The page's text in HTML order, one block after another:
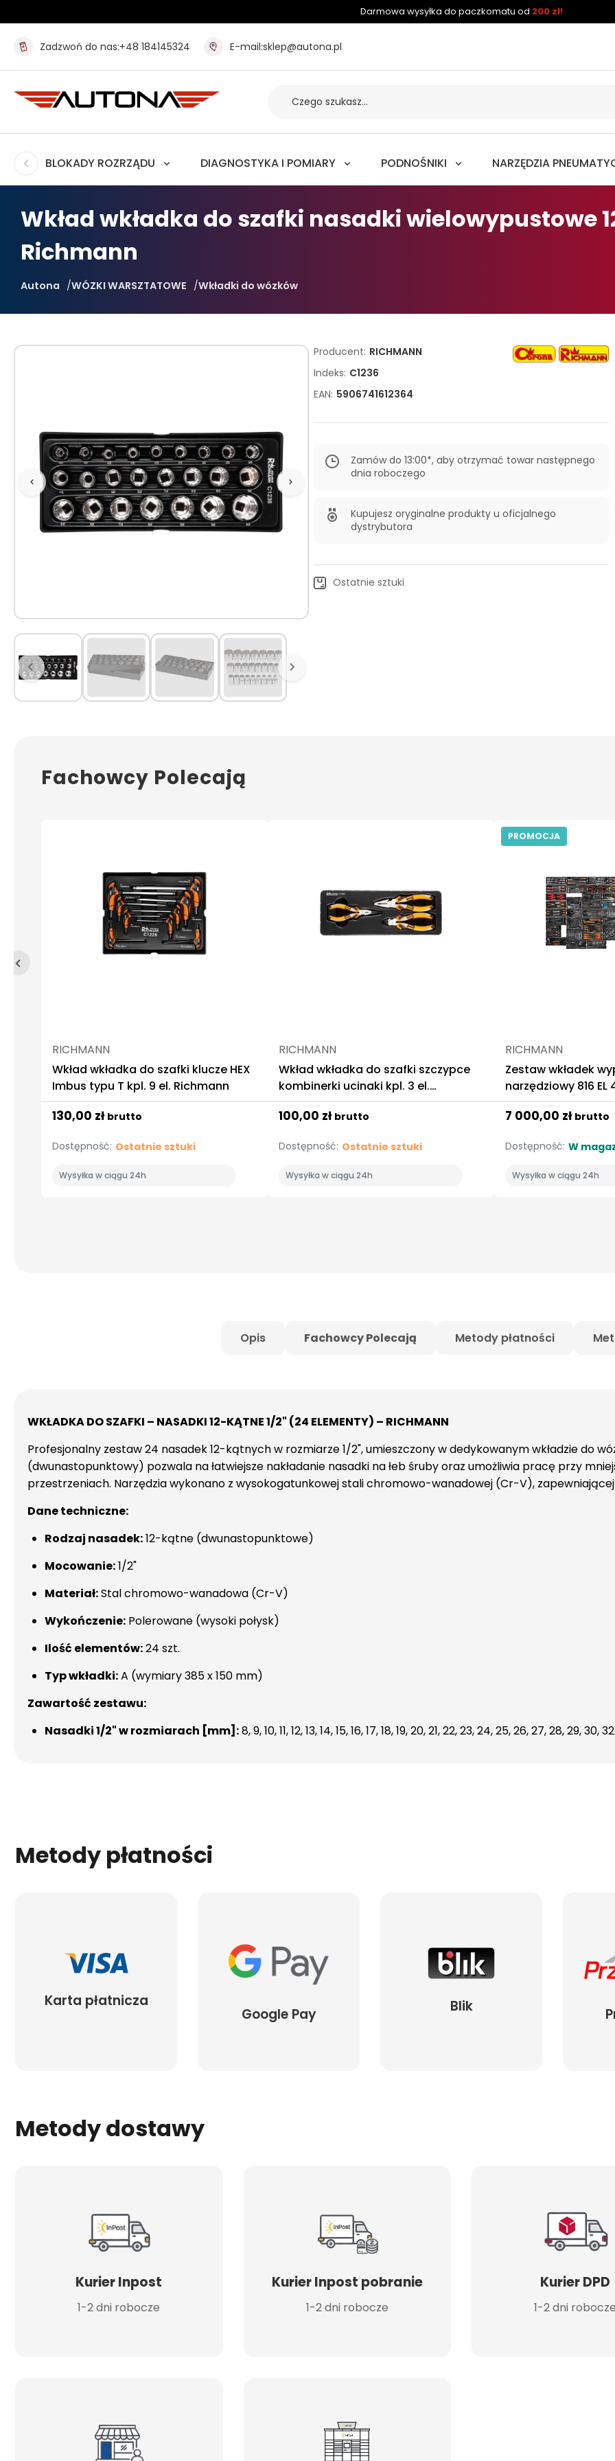
Darmowa wysyłka do paczkomatu od 200 zł!
Zadzwoń do nas:+48 184145324 E-mail:sklep@autona.pl
BLOKADY ROZRZĄDU DIAGNOSTYKA I POMIARY PODNOŚNIKI NARZĘDZIA
Wkład wkładka do szafki nasadki wielowypustowe
Richmann
Autona WÓZKI WARSZTATOWE Wkładki do wózków
Producent: RICHMANN
Indeks: C1236
EAN: 5906741612364
Zamów do 13:00*, aby otrzymać towar następnego
dnia roboczego
Kupujesz oryginalne produkty u oficjalnego
dystrybutora
Ostatnie sztuki
Fachowcy Polecają
RICHMANN
Wkład wkładka do szafki klucze HEX
Imbus typu T kpl. 9 el. Richmann
130,00 zł brutto
Dostępność: Ostatnie sztuki
Wysyłka w ciągu 24h
RICHMANN
Wkład wkładka do szafki szczypce
kombinerki ucinaki kpl. 3 el.
Richmann
100,00 zł brutto
Dostępność: Ostatnie sztuki
Wysyłka w ciągu 24h
PROMOCJA
RICHMANN
Zestaw wkładek
narzędziowy 816 EL
Corona Richmann
7 000,00 zł brutto
Dostępność: W
Wysyłka w ciągu 24h
Opis Fachowcy Polecają Metody płatności
WKŁADKA DO SZAFKI – NASADKI 12-KĄTNE 1/2" (24 ELEMENTY) – RICHMANN
Profesjonalny zestaw 24 nasadek 12-kątnych w rozmiarze 1/2", umieszczony w dedykowanym wkładzie do
(dwunastopunktowy) pozwala na łatwiejsze nakładanie nasadki na łeb śruby oraz umożliwia pracę przy
przestrzeniach. Narzędzia wykonano z wysokogatunkowej stali chromowo-wanadowej (Cr-V),
Dane techniczne:
Rodzaj nasadek:12-kątne (dwunastopunktowe)
Mocowanie:1/2"
Materiał:Stal chromowo-wanadowa (Cr-V)
Wykończenie: Polerowane (wysoki połysk)
Ilość elementów:24 szt.
Typ wkładki:A (wymiary 385 x 150 mm)
Zawartość zestawu:
Nasadki 1/2" w rozmiarach [mm]:8, 9, 10, 11, 12, 13, 14, 15, 16, 17, 18, 19, 20, 21, 22, 23, 24, 25, 26, 27, 28, 29, 30,
Metody płatności
Karta płatnicza
Google Pay Blik
Metody dostawy
Kurier Inpost
1-2 dni robocze
Kurier Inpost pobranie
1-2 dni robocze
Kurier DPD
1-2 dni